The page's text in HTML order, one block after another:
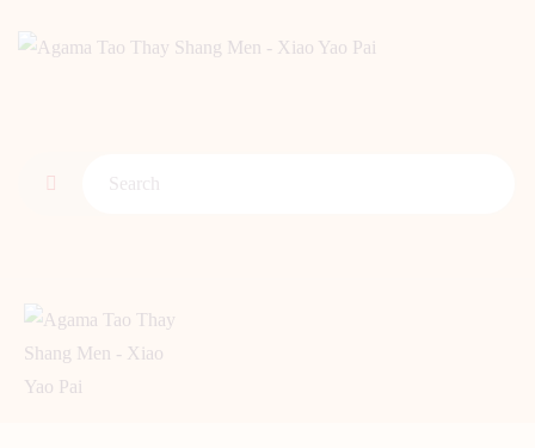
BERANDA
ARTIKEL
GALERI
HUBUNGI KAMI